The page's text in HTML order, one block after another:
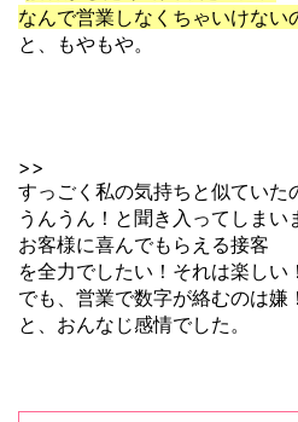
なんで営業しなくちゃいけない
と、もやもや。
>>
すっごく私の気持ちと似ていた
うんうん！と聞き入ってしまい
お客様に喜んでもらえる接客
を全力でしたい！それは楽しい！
でも、営業で数字が絡むのは嫌！
と、おんなじ感情でした。